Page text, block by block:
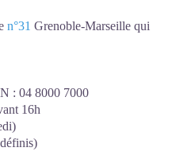
n°31 Grenoble-Marseille qui
: 04 8000 7000
16h